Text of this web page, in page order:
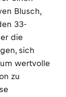
Blusch,
33-
die
sich
wertvolle
zu